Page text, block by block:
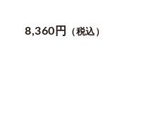
8,360円 （税込）